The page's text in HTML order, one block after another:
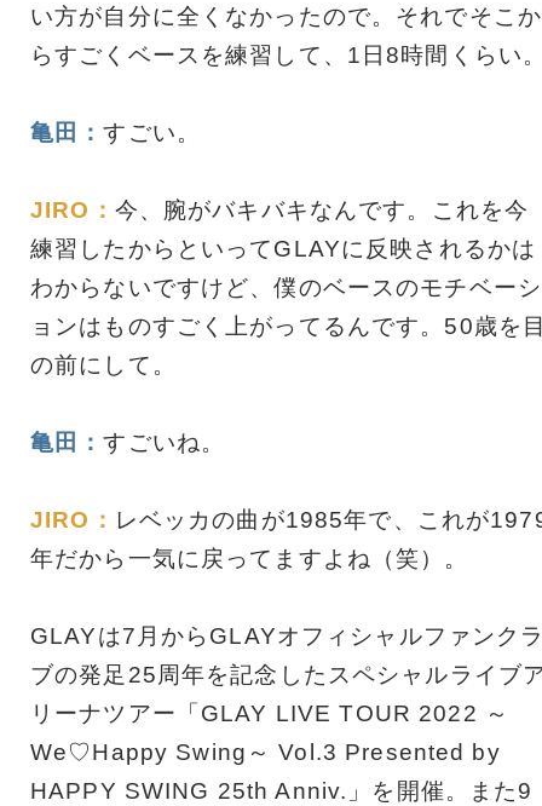
い方が自分に全くなかったので。それでそこか
らすごくベースを練習して、1日8時間くらい
亀田：すごい。
JIRO： 今、腕がバキバキなんです。これを今
練習したからといってGLAYに反映されるかは
わからないですけど、僕のベースのモチベーシ
ョンはものすごく上がってるんです。50歳を
の前にして。
亀田：すごいね。
JIRO： レベッカの曲が1985年で、これが
年だから一気に戻ってますよね（笑）。
GLAYは7月からGLAYオフィシャルファンク
ブの発足25周年を記念したスペシャルライブ
リーナツアー「GLAY LIVE TOUR 2022 ～
We♡Happy Swing～ Vol.3 Presented by
HAPPY SWING 25th Anniv.」を開催。また9